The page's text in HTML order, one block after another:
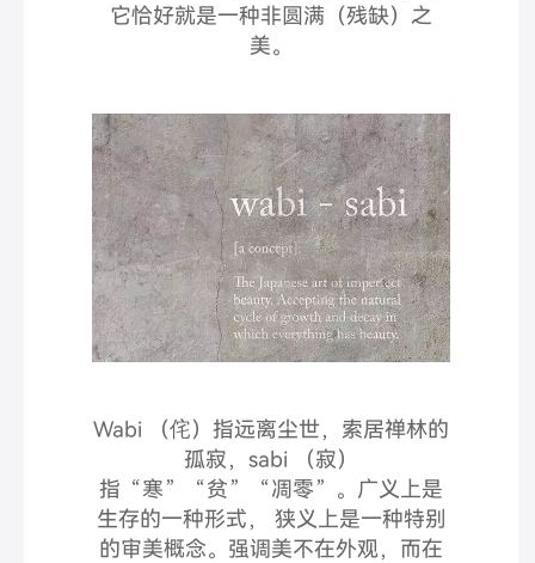
它恰好就是一种非圆满（残缺）之
美。
Wabi （侘）指远离尘世，索居禅林的
孤寂，sabi （寂）
指“寒”“贫”“凋零”。广义上是
生存的一种形式， 狭义上是一种特别
的审美概念。强调美不在外观，而在